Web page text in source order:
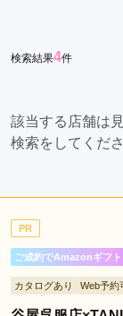
検索結果4件
該当する店舗は
検索をしてくださ
PR
ご成約でAmazonギフ
カタログあり Web予約